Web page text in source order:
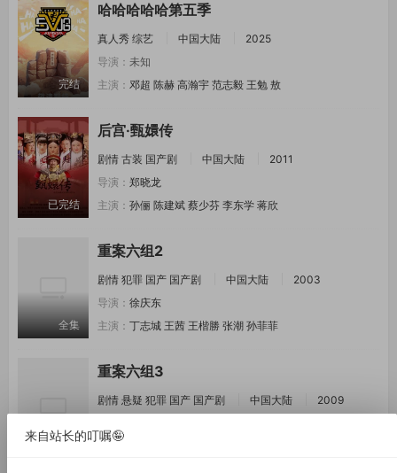
完结
哈哈哈哈哈第五季
真人秀 综艺 中国大陆
2025
导演： 未知
主演： 邓超 陈赫 高瀚宇 范志毅 王勉 敖
已完结
后宫·甄嬛传
剧情 古装 国产剧 中国大陆
2011
导演： 郑晓龙
主演： 孙俪 陈建斌 蔡少芬 李东学 蒋欣
全集
重案六组2
剧情 犯罪 国产 国产剧 中国大陆
2003
导演： 徐庆东
主演： 丁志城 王茜 王楷勝 张潮 孙菲菲
全集
重案六组3
剧情 悬疑 犯罪 国产 国产剧 中国大陆
2009
主演：
来自站长的叮嘱🤪